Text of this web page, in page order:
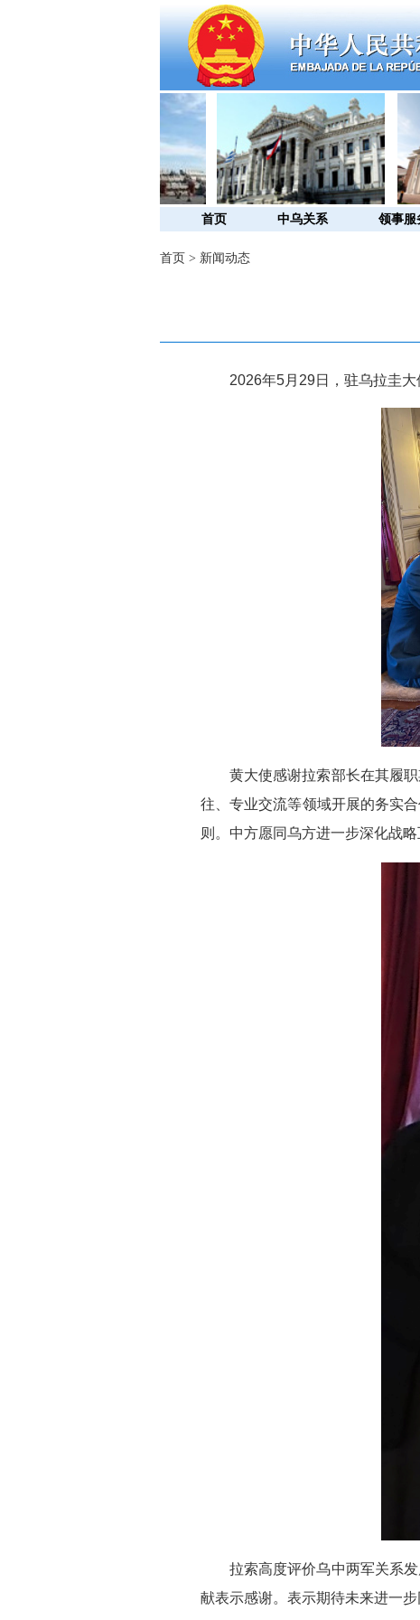
首页 中乌关系 领事服
首页 > 新闻动态
2026年5月 29日，驻乌拉圭
黄大使感谢拉索部长在其履
往、专业交流等领域开展的务实
则。中方愿同乌方进一步深化战
拉索高度评价乌中两军关系
献表示感谢。表示期待未来进一